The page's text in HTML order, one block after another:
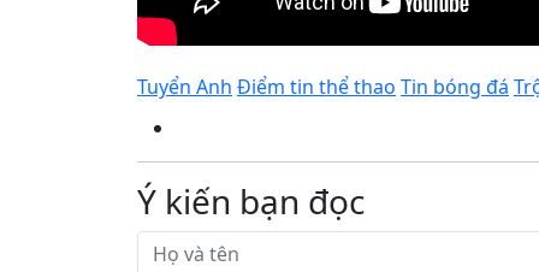
Tuyển Anh Điểm tin thể thao Tin bóng đá
Ý kiến bạn đọc